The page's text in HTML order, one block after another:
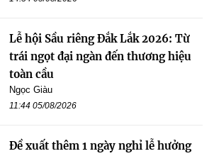
Lễ hội Sầu riêng Đắk Lắk 2026: Từ
trái ngọt đại ngàn đến thương hiệu
toàn cầu
Ngọc Giàu
11:44 05/08/2026
Đề xuất thêm 1 ngày nghỉ lễ hưởng